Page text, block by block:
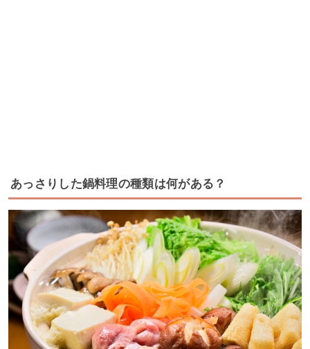
あっさりした鍋料理の種類は何がある？